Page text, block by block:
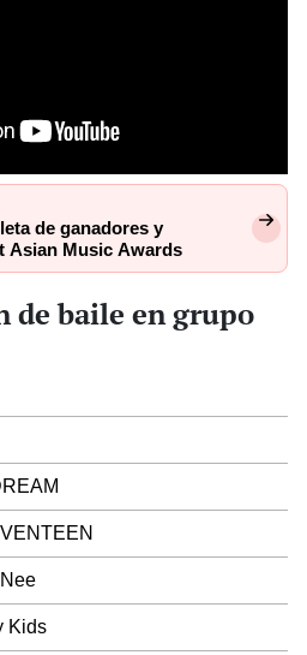
de ganadores y
Asian Music Awards
de baile en grupo
Kids